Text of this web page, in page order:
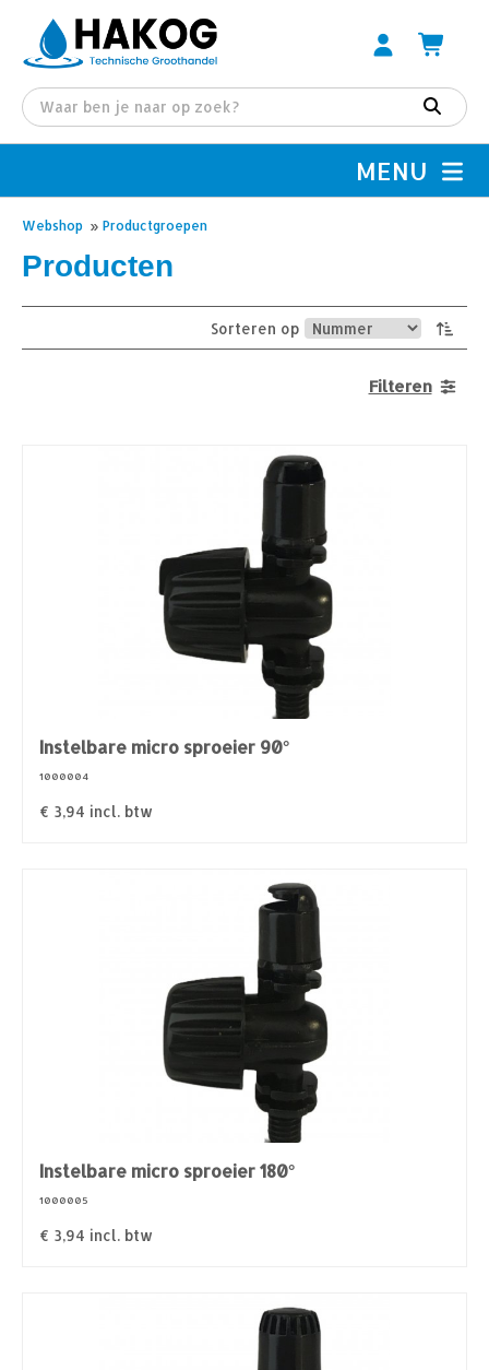
MENU
Webshop » Productgroepen
Producten
Sorteren op
Filteren
Instelbare micro sproeier 90°
1000004
€ 3,94 incl. btw
Instelbare micro sproeier 180°
1000005
€ 3,94 incl. btw